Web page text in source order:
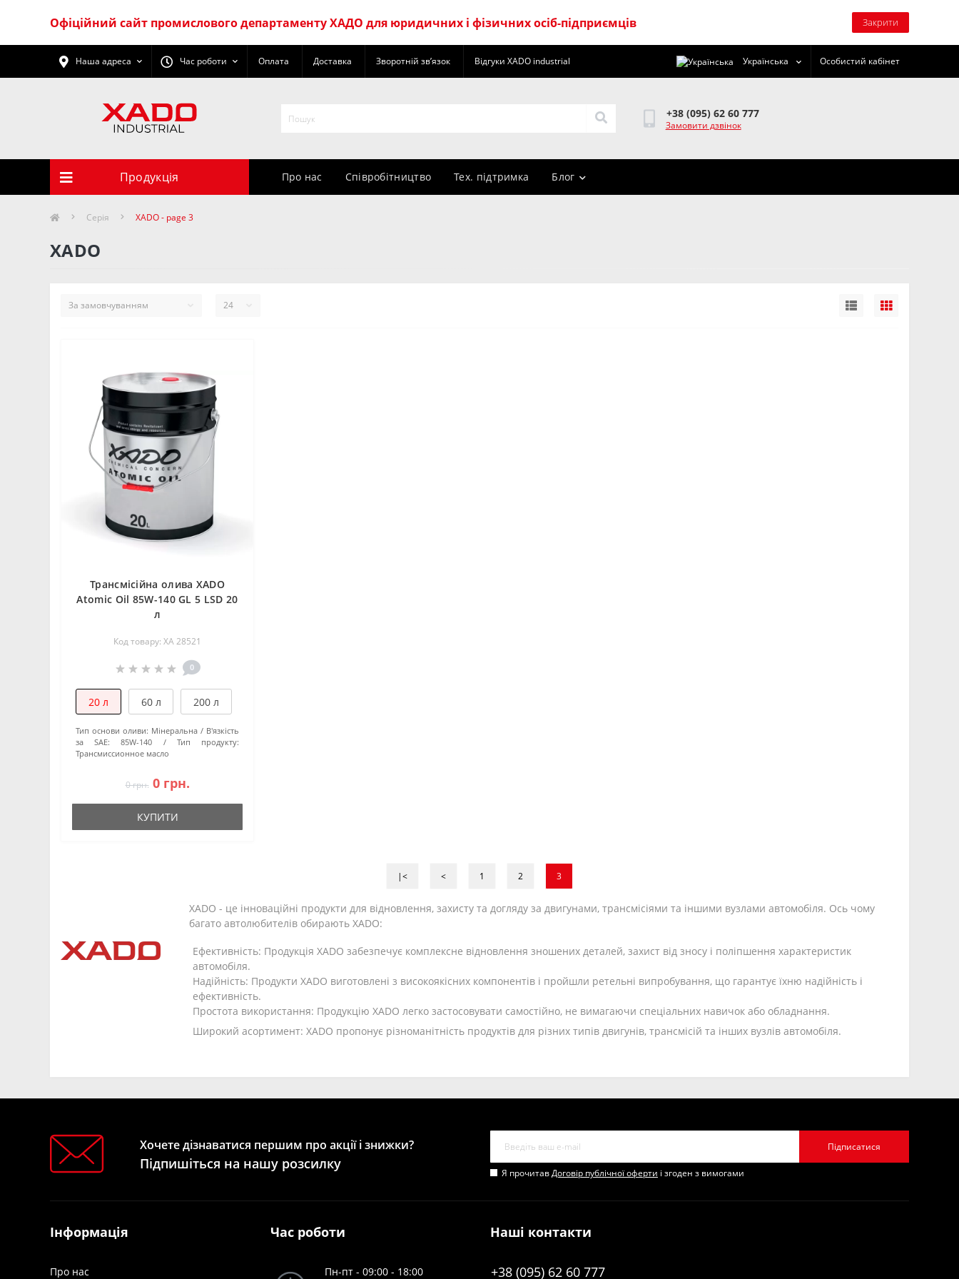
Офіційний сайт промислового департаменту ХАДО для юридичних і фізичних осіб-підприємців Закрити
Наша адреса Час роботи Оплата Доставка Зворотній зв’язок Відгуки XADO industrial Українська Особистий кабінет
+38 (095) 62 60 777
Замовити дзвінок
Продукція Про нас Cпівробітництво Тех. підтримка Блог
Серія XADO - page 3
XADO
Трансмісійна олива XADO
Atomic Oil 85W-140 GL 5 LSD 20
л
Код товару: XA 28521
0
20 л 60 л 200 л
Тип основи оливи: Мінеральна
В'язкість
за SAE:
85W-140
Тип продукту:
Трансмиссионное масло
0 грн. 0 грн.
КУПИТИ
|< < 1 2 3
XADO - це інноваційні продукти для відновлення, захисту та догляду за двигунами, трансмісіями та іншими вузлами автомобіля. Ось чому
багато автолюбителів обирають XADO:
Ефективність: Продукція XADO забезпечує комплексне відновлення зношених деталей, захист від зносу і поліпшення характеристик
автомобіля.
Надійність: Продукти XADO виготовлені з високоякісних компонентів і пройшли ретельні випробування, що гарантує їхню надійність і
ефективність.
Простота використання: Продукцію XADO легко застосовувати самостійно, не вимагаючи спеціальних навичок або обладнання.
Широкий асортимент: XADO пропонує різноманітність продуктів для різних типів двигунів, трансмісій та інших вузлів автомобіля.
Хочете дізнаватися першим про акції і знижки?
Підпишіться на нашу розсилку
Підписатися
Я прочитавДоговір публічної оферти і згоден з вимогами
Інформація
Про нас
Час роботи
Пн-пт - 09:00 - 18:00
Наші контакти
+38 (095) 62 60 777